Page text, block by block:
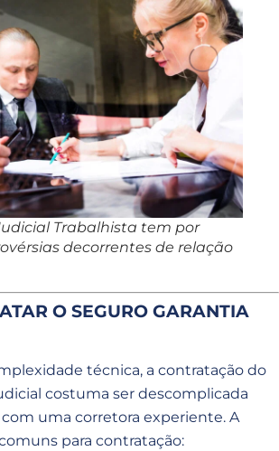
Trabalhista tem por
decorrentes de relação
O SEGURO GARANTIA
técnica, a contratação do
costuma ser descomplicada
uma corretora experiente. A
para contratação: